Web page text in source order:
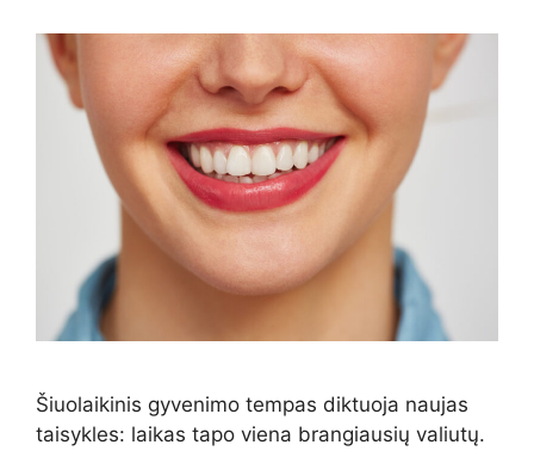
Šiuolaikinis gyvenimo tempas diktuoja naujas
taisykles: laikas tapo viena brangiausių valiutų.